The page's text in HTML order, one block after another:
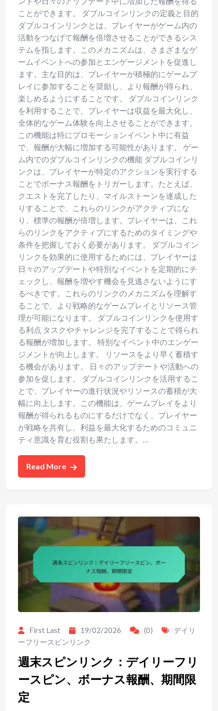
ことができます。 ダブルコインリンクの定義と目的
ダブルコインリンクとは、プレイヤーがゲーム内の
活動をつなげて報酬を倍増させることができるシス
テムを指します。このメカニズムは、さまざまなゲ
ームイベントへの参加とエンゲージメントを促進し
ます。主な目的は、プレイヤーが積極的にゲームプ
レイに参加することを奨励し、より報酬が得られ、
楽しめるようにすることです。 ダブルコインリンク
を利用することで、プレイヤーは収益を最大化し、
全体的なゲーム体験を向上させることができます。
この機能は特にプロモーションイベント中に有益
で、報酬が大幅に増加する可能性があります。 ゲー
ム内でのダブルコインリンクの機能 ダブルコインリ
ンクは、プレイヤーが特定のアクションを実行する
ことでボーナス報酬をトリガーします。たとえば、
クエストを完了したり、マイルストーンを達成した
りすることで、これらのリンクがアクティブにな
り、標準の報酬が倍増します。プレイヤーは、これ
らのリンクをアクティブにするためのタイミングや
条件を把握しておく必要があります。 ダブルコイン
リンクを効果的に使用するためには、プレイヤーは
日々のアップデートや特別なイベントを定期的にチ
ェックし、報酬を増やす機会を見逃さないようにす
るべきです。これらのリンクのメカニズムを理解す
ることで、より戦略的なゲームプレイとリソース管
理が可能になります。 ダブルコインリンクを使用す
る利点 タスクやチャレンジを完了することで得られ
る報酬が増加します。 特別なイベント中のエンゲー
ジメントが向上します。 リソースをより早く蓄積す
る機会があります。 日々のアップデートや活動への
参加を促します。 ダブルコインリンクを活用するこ
とで、プレイヤーの進行状況やリソースの蓄積が大
幅に向上します。この機能は、ゲームプレイをより
報酬が得られるものにするだけでなく、プレイヤー
が戦略を共有し、利益を最大化するためのコミュニ
ティ意識を育む役割も果たします。…
Read More
First Last 19/02/2026 (0)
デイリ
ーフリースピンリンク
週末スピンリンク：デイリーフリ
ースピン、ボーナス報酬、期間限
定